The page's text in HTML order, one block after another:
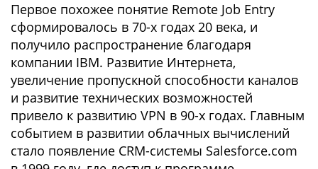
Первое похожее понятие Remote Job Entry
сформировалось в 70-х годах 20 века, и
получило распространение благодаря
компании IBM. Развитие Интернета,
увеличение пропускной способности каналов
и развитие технических возможностей
привело к развитию VPN в 90-х годах. Главным
событием в развитии облачных вычислений
стало появление CRM-системы Salesforce.com